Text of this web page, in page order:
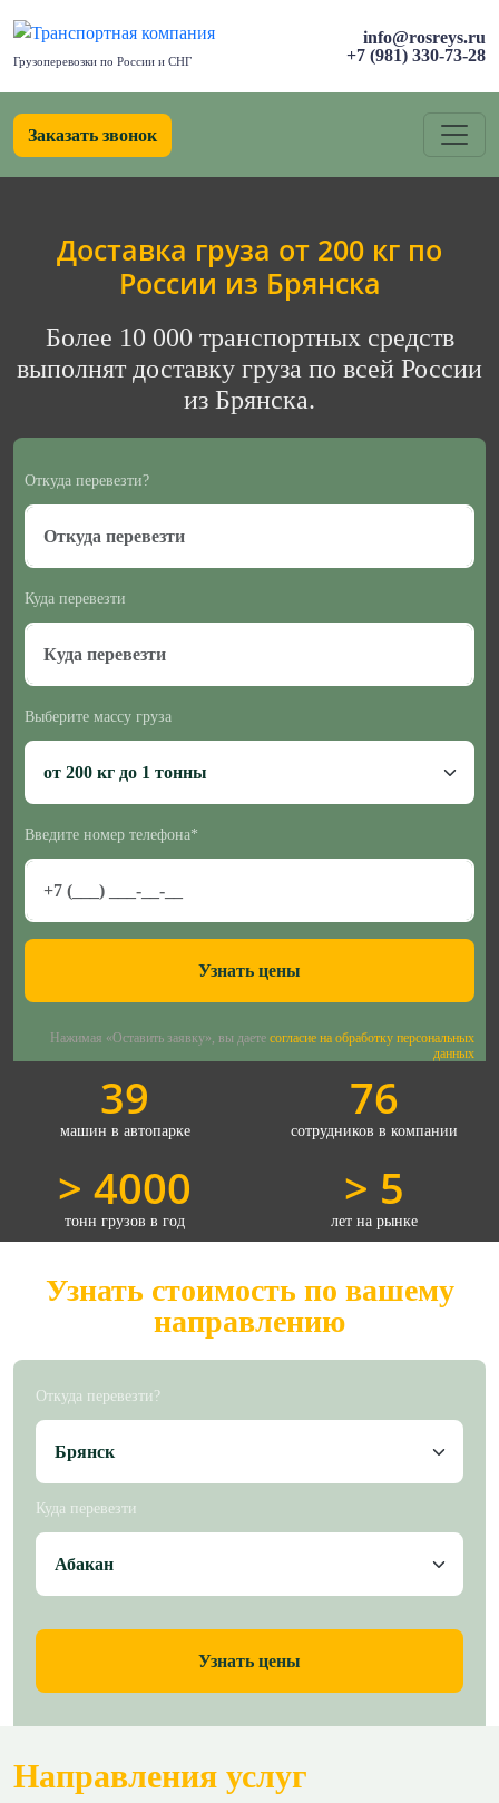
Грузоперевозки по России и СНГ
info@rosreys.ru
+7 (981) 330-73-28
Заказать звонок
Доставка груза от 200 кг по
России из Брянска
Более 10 000 транспортных средств
выполнят доставку груза по всей России
из Брянска.
Откуда перевезти?
Куда перевезти
Выберите массу груза
Введите номер телефона*
Нажимая «Оставить заявку», вы даете согласие на обработку персональных
данных
39
машин в автопарке
76
сотрудников в компании
> 4000
тонн грузов в год
> 5
лет на рынке
Узнать стоимость по вашему
направлению
Откуда перевезти?
Куда перевезти
Узнать цены
Направления услуг